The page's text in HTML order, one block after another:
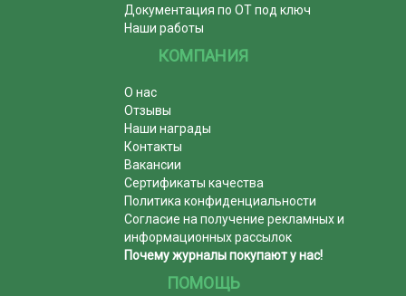
Документация по ОТ под ключ
Наши работы
КОМПАНИЯ
О нас
Отзывы
Наши награды
Контакты
Вакансии
Сертификаты качества
Политика конфиденциальности
Согласие на получение рекламных и
информационных рассылок
Почему журналы покупают у нас!
ПОМОЩЬ